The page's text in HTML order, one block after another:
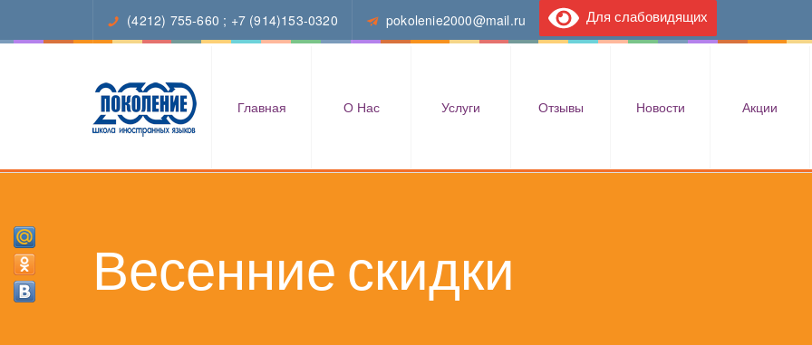
(4212) 755-660 ; +7 (914)153-0320 pokolenie2000@mail.ru Для слабовидящих
Главная О Нас Услуги Отзывы Новости Акции
Весенние скидки